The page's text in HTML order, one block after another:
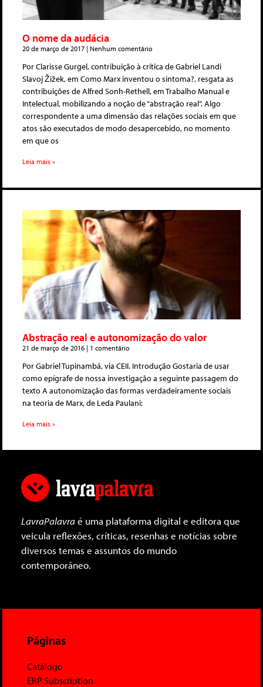
O nome da audácia
20 de março de 2017 Nenhum comentário
Por Clarisse Gurgel, contribuição à crítica de Gabriel Landi
Slavoj Žižek, em Como Marx inventou o sintoma?, resgata as
contribuições de Alfred Sonh-Rethell, em Trabalho Manual e
Intelectual, mobilizando a noção de “abstração real”. Algo
correspondente a uma dimensão das relações sociais em que
atos são executados de modo desapercebido, no momento
em que os
Leia mais »
Abstração real e autonomização do valor
21 de março de 2016 1 comentário
Por Gabriel Tupinambá, via CEII. Introdução Gostaria de usar
como epígrafe de nossa investigação a seguinte passagem do
texto A autonomização das formas verdadeiramente sociais
na teoria de Marx, de Leda Paulani:
Leia mais »
LavraPalavraé uma plataforma digital e editora que
veicula reflexões, críticas, resenhas e notícias sobre
diversos temas e assuntos do mundo
contemporâneo.
Páginas
Catálogo
ERP Subscription